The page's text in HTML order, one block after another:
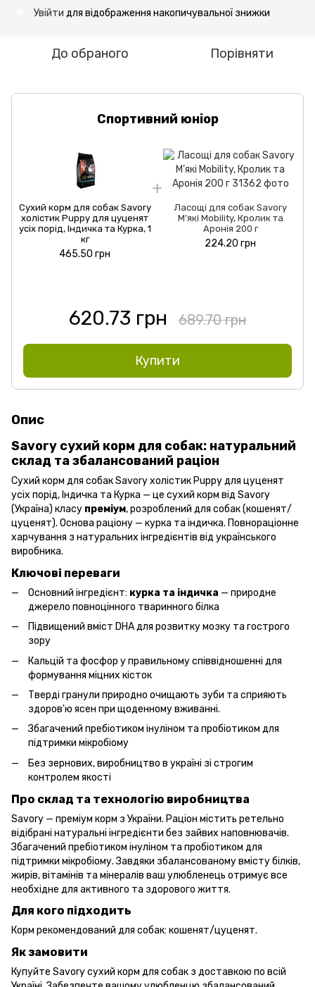
Увійти для відображення накопичувальної знижки
До обраного Порівняти
Спортивний юніор
Сухий корм для собак Savory
холістик Puppy для цуценят
усіх порід, Індичка та Курка, 1
кг
465.50 грн
Ласощі для собак Savory
М’які Mobility, Кролик та
Аронія 200 г
224.20 грн
620.73 грн 689.70 грн
Купити
Опис
Savory сухий корм для собак: натуральний
склад та збалансований раціон
Сухий корм для собак Savory холістик Puppy для цуценят
усіх порід, Індичка та Курка — це сухий корм від Savory
(Україна) класу преміум, розроблений для собак (кошенят/
цуценят). Основа раціону — курка та індичка. Повнораціонне
харчування з натуральних інгредієнтів від українського
виробника.
Ключові переваги
Основний інгредієнт: курка та індичка — природне
джерело повноцінного тваринного білка
Підвищений вміст DHA для розвитку мозку та гострого
зору
Кальцій та фосфор у правильному співвідношенні для
формування міцних кісток
Тверді гранули природно очищають зуби та сприяють
здоров'ю ясен при щоденному вживанні.
Збагачений пребіотиком інуліном та пробіотиком для
підтримки мікробіому
Без зернових, виробництво в україні зі строгим
контролем якості
Про склад та технологію виробництва
Savory — преміум корм з України. Раціон містить ретельно
відібрані натуральні інгредієнти без зайвих наповнювачів.
Збагачений пребіотиком інуліном та пробіотиком для
підтримки мікробіому. Завдяки збалансованому вмісту білків,
жирів, вітамінів та мінералів ваш улюбленець отримує все
необхідне для активного та здорового життя.
Для кого підходить
Корм рекомендований для собак: кошенят/цуценят.
Як замовити
Купуйте Savory сухий корм для собак з доставкою по всій